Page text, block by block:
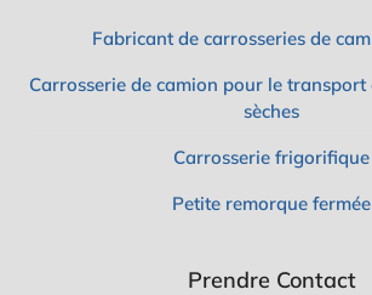
Fabricant de carrosseries de
Carrosserie de camion pour le transport
sèches
Carrosserie frigorifique
Petite remorque fermée
Prendre Contact